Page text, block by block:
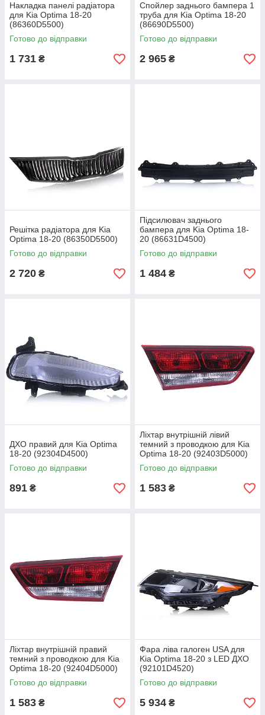
Накладка панелі радіатора
для Kia Optima 18-20
(86360D5500)
Готово до відправки
1 731 ₴
Спойлер заднього бампера 1
труба для Kia Optima 18-20
(86690D5500)
Готово до відправки
2 965 ₴
Решітка радіатора для Kia
Optima 18-20 (86350D5500)
Готово до відправки
2 720 ₴
Підсилювач заднього
бампера для Kia Optima 18-
20 (86631D4500)
Готово до відправки
1 484 ₴
ДХО правий для Kia Optima
18-20 (92304D4500)
Готово до відправки
891 ₴
Ліхтар внутрішній лівий
темний з проводкою для Kia
Optima 18-20 (92403D5000)
Готово до відправки
1 583 ₴
Ліхтар внутрішній правий
темний з проводкою для Kia
Optima 18-20 (92404D5000)
Готово до відправки
1 583 ₴
Фара ліва галоген USA для
Kia Optima 18-20 з LED ДХО
(92101D4520)
Готово до відправки
5 934 ₴